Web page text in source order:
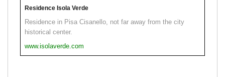
Residence Isola Verde
Residence in Pisa Cisanello, not far away from the city
historical center.
www.isolaverde.com